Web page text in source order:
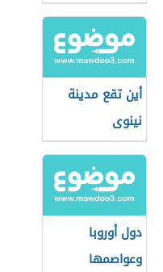
أين تقع مدينة
نينوى
دول أوروبا
وعواصمها